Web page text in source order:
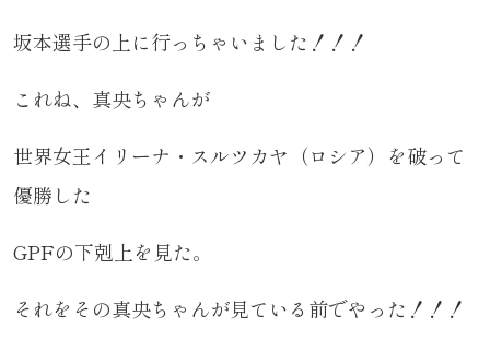
坂本選手の上に行っちゃいました！！！
これね、真央ちゃんが
世界女王イリーナ・スルツカヤ（ロシア）を破って
優勝した
GPFの下剋上を見た。
それをその真央ちゃんが見ている前でやった！！！